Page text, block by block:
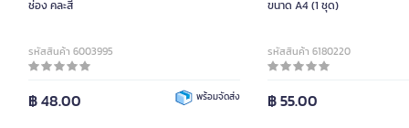
ช่อง คละสี
รหัสสินค้า 6003995
฿ 48.00 พร้อมจัดส่ง
ขนาด A4 (1 ชุด)
รหัสสินค้า 6180220
฿ 55.00